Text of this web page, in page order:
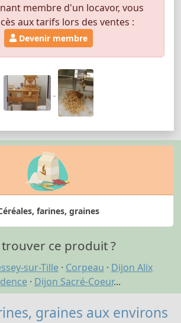
membre d'un locavor, vous
aux tarifs lors des ventes :
Devenir membre
farines, graines
trouver ce produit ?
sur-Tille · Corpeau · Dijon Alix
· Dijon Sacré-Coeur...
graines aux environs